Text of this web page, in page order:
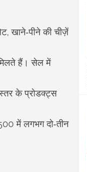
खाने‑पीने की चीज़ें
हैं। सेल में
के प्रोडक्ट्स
में लगभग दो‑तीन